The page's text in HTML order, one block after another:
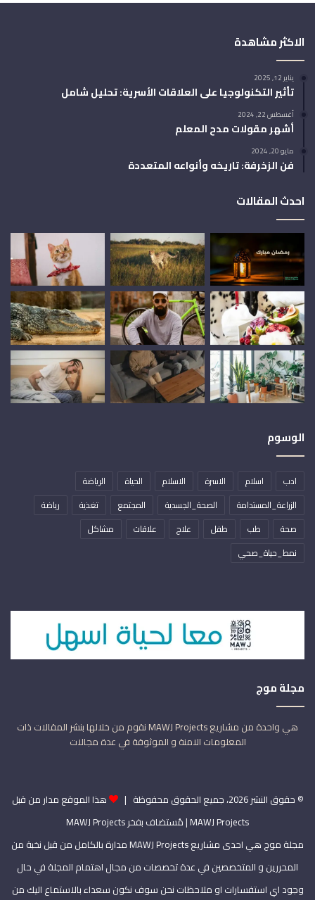
الاكثر مشاهدة
يناير 12, 2025
تأثير التكنولوجيا على العلاقات الأسرية: تحليل شامل
أغسطس 22, 2024
أشهر مقولات مدح المعلم
مايو 20, 2024
فن الزخرفة: تاريخه وأنواعه المتعددة
احدث المقالات
الوسوم
ادب اسلام الاسرة الاسلام الحياة
الرياضة
الزراعة_المستدامة
الصحة_الجسدية المجتمع تغذية
رياضة
صحة
طب طفل علاج علاقات
مشاكل
نمط_حياة_صحي
مجلة موج
هي واحدة من مشاريع MAWJ Projects نقوم من خلالها بنشر المقالات ذات
المعلومات الامنة و الموثوقة في عدة مجالات
© حقوق النشر 2026، جميع الحقوق محفوظة |
هذا الموقع مدار من قبل
MAWJ Projects | مُستضاف بفخرMAWJ Projects
مجلة موج هي احدى مشاريع MAWJ Projects مدارة بالكامل من قبل نخبة من
المحررين و المتخصصين في عدة تخصصات من مجال اهتمام المجلة في حال
وجود اي استفسارات او ملاحظات نحن سوف نكون سعداء بالاستماع اليك من